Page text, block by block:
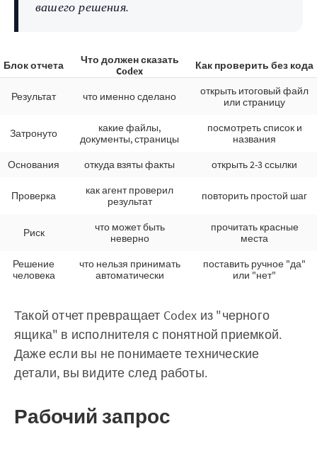
вашего решения.
Блок отчета
Что должен сказать
Codex
Как проверить без кода
Результат что именно сделано
открыть итоговый файл
или страницу
Затронуто
какие файлы,
документы, страницы
посмотреть список и
названия
Основания
откуда взяты факты открыть 2-3 ссылки
Проверка
как агент проверил
результат
повторить простой шаг
Риск
что может быть
неверно
прочитать красные
места
Решение
человека
что нельзя принимать
автоматически
поставить ручное "да"
или "нет"
Такой отчет превращает Codex из "черного
ящика" в исполнителя с понятной приемкой.
Даже если вы не понимаете технические
детали, вы видите след работы.
Рабочий запрос